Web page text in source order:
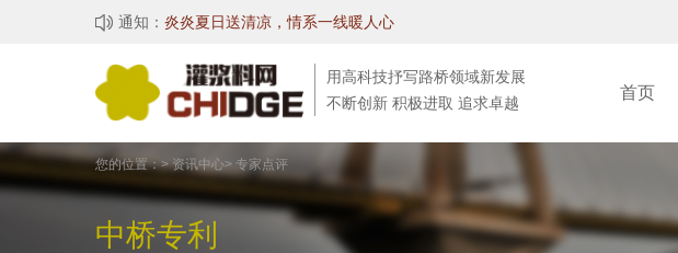
 通知： 湖北中桥科技有限公司成功入选湖北省七批专精特新中小企业
用高科技抒写路桥领域新发展
不断创新 积极进取 追求卓越
首页
您的位置：> 资讯中心> 专家点评
中桥专利